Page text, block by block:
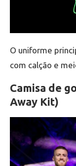
O uniforme
com calção e
Camisa de
Away Kit)